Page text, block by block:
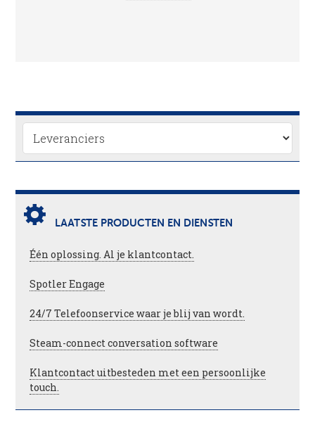
LAATSTE PRODUCTEN EN DIENSTEN
Één oplossing. Al je klantcontact.
Spotler Engage
24/7 Telefoonservice waar je blij van wordt.
Steam-connect conversation software
Klantcontact uitbesteden met een persoonlijke
touch.